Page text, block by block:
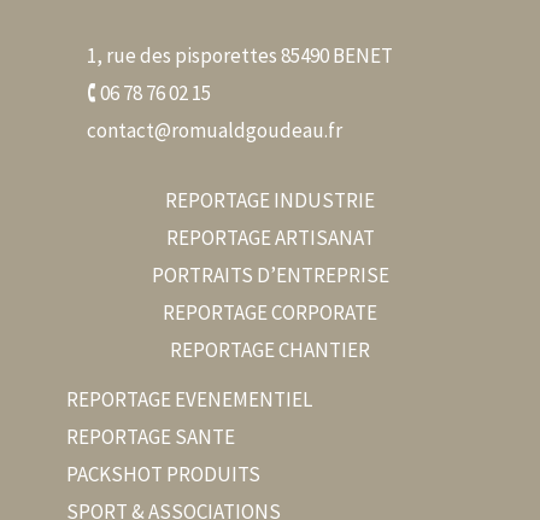
1, rue des pisporettes 85490 BENET
🕻 06 78 76 02 15
contact@romualdgoudeau.fr
REPORTAGE INDUSTRIE
REPORTAGE ARTISANAT
PORTRAITS D’ENTREPRISE
REPORTAGE CORPORATE
REPORTAGE CHANTIER
REPORTAGE EVENEMENTIEL
REPORTAGE SANTE
PACKSHOT PRODUITS
SPORT & ASSOCIATIONS